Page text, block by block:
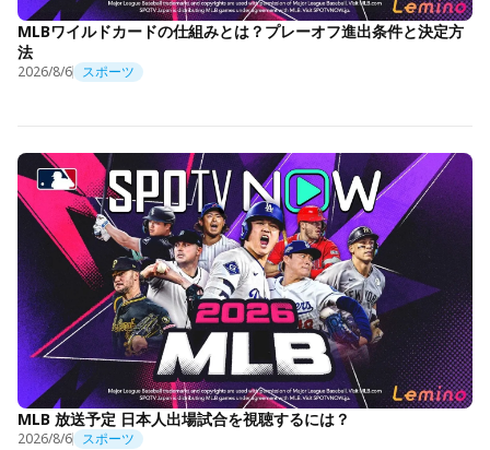
MLBワイルドカードの仕組みとは？プレーオフ進出条件と決定方
法
2026/8/6 スポーツ
MLB 放送予定 日本人出場試合を視聴するには？
2026/8/6 スポーツ